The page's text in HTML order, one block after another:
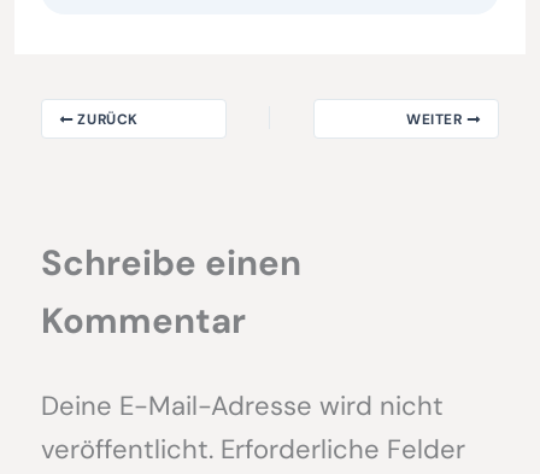
ZURÜCK WEITER
Schreibe einen
Kommentar
Deine E-Mail-Adresse wird nicht
veröffentlicht. Erforderliche Felder